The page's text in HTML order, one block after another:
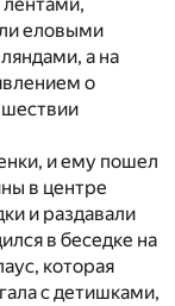
еловыми
а на
о
и ему пошел
в центре
и раздавали
в беседке на
которая
с детишками,